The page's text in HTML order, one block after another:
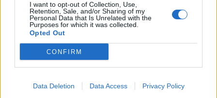
I want to opt-out of Collection, Use,
Retention, Sale, and/or Sharing of my
Personal Data that Is Unrelated with the
Purposes for which it was collected.
Opted Out
CONFIRM
Data Deletion Data Access Privacy Policy
Atlantis
Vulkan Suvius
Tempelbezirk +
Gefallenes
+ Atlantis über
den Wassern
(2/2)'